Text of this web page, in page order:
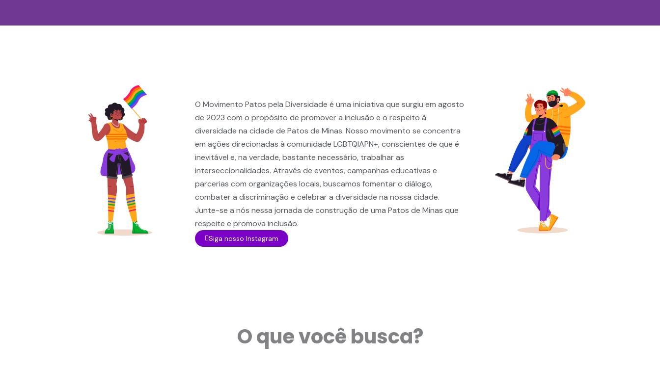
O Movimento Patos pela Diversidade é uma iniciativa que surgiu em agosto
de 2023 com o propósito de promover a inclusão e o respeito à
diversidade na cidade de Patos de Minas. Nosso movimento se concentra
em ações direcionadas à comunidade LGBTQIAPN+, conscientes de que é
inevitável e, na verdade, bastante necessário, trabalhar as
interseccionalidades. Através de eventos, campanhas educativas e
parcerias com organizações locais, buscamos fomentar o diálogo,
combater a discriminação e celebrar a diversidade na nossa cidade.
Junte-se a nós nessa jornada de construção de uma Patos de Minas que
respeite e promova inclusão.
Siga nosso Instagram
O que você busca?